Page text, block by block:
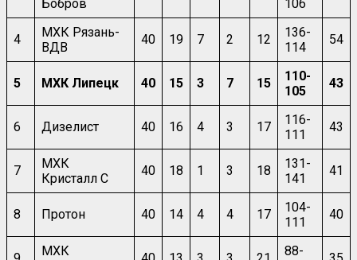
Бобров
106
4
МХК Рязань-
ВДВ
40 19 7 2 12
136-
114
54
5 МХК Липецк 40 15 3 7 15
110-
105
43
6 Дизелист 40 16 4 3 17
116-
111
43
7
МХК
Кристалл С
40 18 1 3 18
131-
141
41
8 Протон 40 14 4 4 17
104-
111
40
МХК
88-